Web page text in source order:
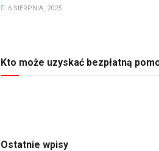
6 SIERPNIA, 2025
Kto może uzyskać bezpłatną
Ostatnie wpisy